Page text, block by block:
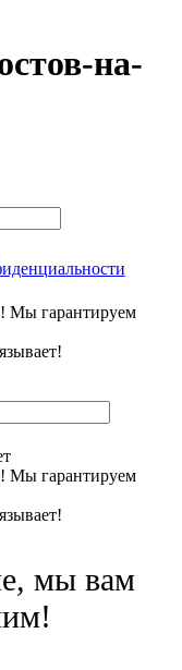
на-
Мы гарантируем
Мы гарантируем
мы вам